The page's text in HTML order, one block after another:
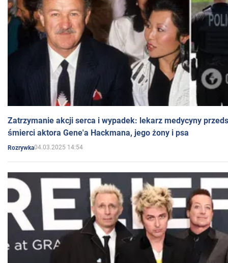
Zatrzymanie akcji serca i wypadek: lekarz medycyny
śmierci aktora Gene'a Hackmana, jego żony i psa
Rozrywka04.03.2025 14:54